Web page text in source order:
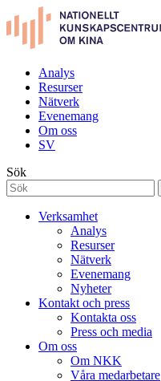
Analys
Resurser
Nätverk
Evenemang
Om oss
SV
Sök
Verksamhet
Analys
Resurser
Nätverk
Evenemang
Nyheter
Kontakt och press
Kontakta oss
Press och media
Om oss
Om NKK
Våra medarbetare